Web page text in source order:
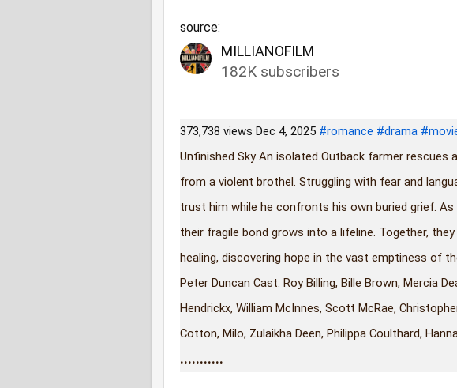
source:
MILLIANOFILM
182K subscribers
373,738 views Dec 4, 2025 #romance #drama
Unfinished Sky An isolated Outback farmer rescues
from a violent brothel. Struggling with fear and
trust him while he confronts his own buried grief.
their fragile bond grows into a lifeline. Together,
healing, discovering hope in the vast emptiness of
Peter Duncan Cast: Roy Billing, Bille Brown, Mercia
Hendrickx, William McInnes, Scott McRae,
Cotton, Milo, Zulaikha Deen, Philippa Coulthard,
...........